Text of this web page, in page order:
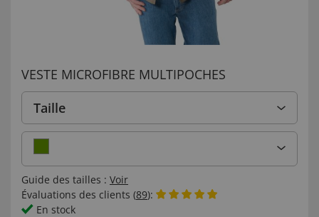
VESTE MICROFIBRE MULTIPOCHES
Taille
Guide des tailles : Voir
Évaluations des clients (89):
En stock